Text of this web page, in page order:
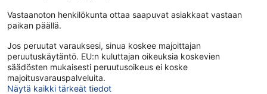
Vastaanoton henkilökunta ottaa saapuvat asiakkaat vastaan
paikan päällä.
Jos peruutat varauksesi, sinua koskee majoittajan
peruutuskäytäntö. EU:n kuluttajan oikeuksia koskevien
säädösten mukaisesti peruutusoikeus ei koske
majoitusvarauspalveluita.
Näytä kaikki tärkeät tiedot